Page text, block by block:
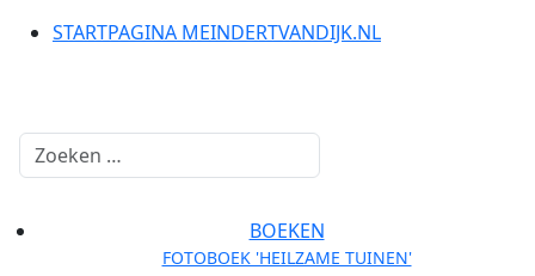
STARTPAGINA MEINDERTVANDIJK.NL
BOEKEN
FOTOBOEK 'HEILZAME TUINEN'